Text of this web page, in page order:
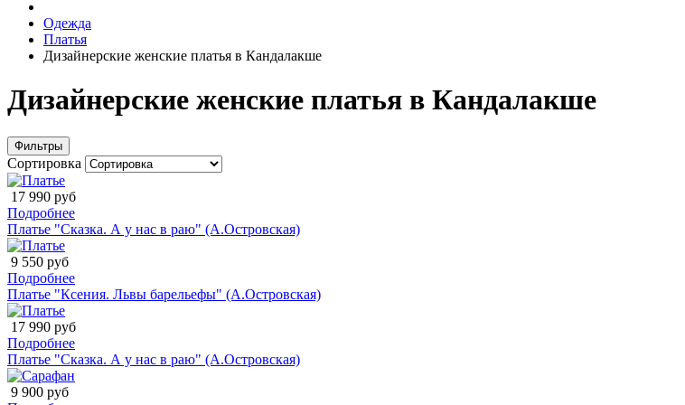
Одежда
Платья
Дизайнерские женские платья в Кандалакше
Дизайнерские женские платья в Кандалакше
Фильтры
Сортировка
17 990 руб
Подробнее
Платье "Сказка. А у нас в раю" (А.Островская)
9 550 руб
Подробнее
Платье "Ксения. Львы барельефы" (А.Островская)
17 990 руб
Подробнее
Платье "Сказка. А у нас в раю" (А.Островская)
9 900 руб